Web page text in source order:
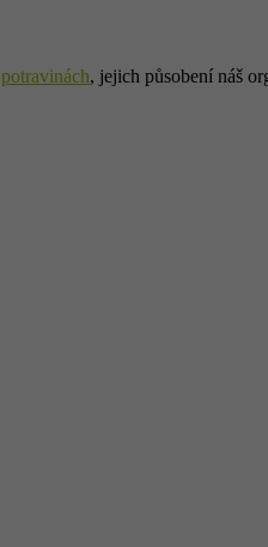
potravinách, jejich působení náš